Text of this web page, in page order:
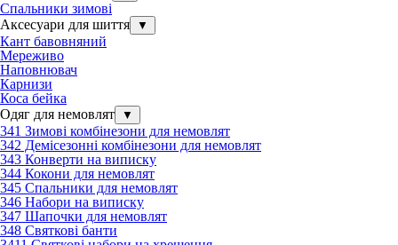
Спальники зимові
Аксесуари для шиття
▼
Кант бавовняний
Мереживо
Наповнювач
Карнизи
Коса бейка
Одяг для немовлят
▼
341 Зимові комбінезони для немовлят
342 Демісезонні комбінезони для немовлят
343 Конверти на виписку
344 Кокони для немовлят
345 Спальники для немовлят
346 Набори на виписку
347 Шапочки для немовлят
348 Святкові банти